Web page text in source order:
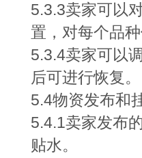
5.3.3卖家可以
置，对每个品
5.3.4卖家可以
后可进行恢复。
5.4物资发布和
5.4.1卖家发布
贴水。